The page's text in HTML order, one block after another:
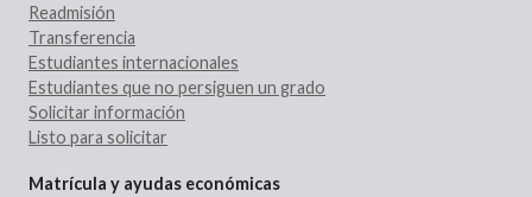
Readmisión
Transferencia
Estudiantes internacionales
Estudiantes que no persiguen un grado
Solicitar información
Listo para solicitar
Matrícula y ayudas económicas